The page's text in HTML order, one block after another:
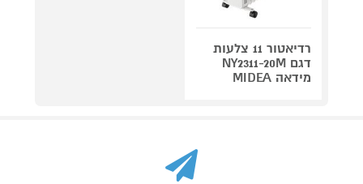
רדיאטור 11 צלעות
דגם NY2311-20M
מידאה MIDEA